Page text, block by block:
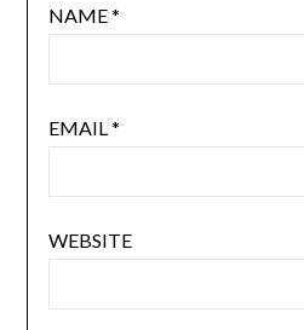
NAME*
EMAIL*
WEBSITE